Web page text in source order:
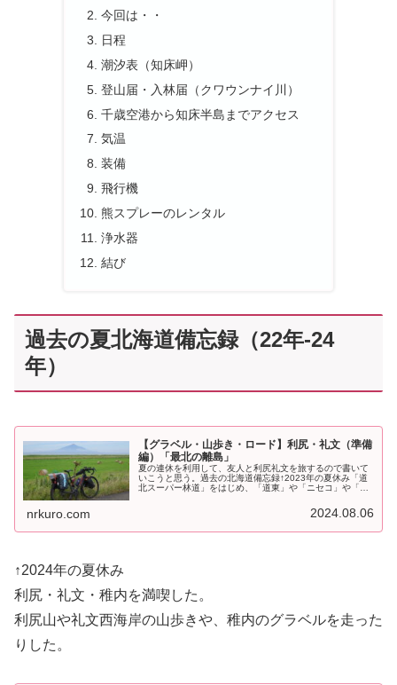
今回は・・
日程
潮汐表（知床岬）
登山届・入林届（クワウンナイ川）
千歳空港から知床半島までアクセス
気温
装備
飛行機
熊スプレーのレンタル
浄水器
結び
過去の夏北海道備忘録（22年-24
年）
【グラベル・山歩き・ロード】利尻・礼文（準備
編）「最北の離島」
夏の連休を利用して、友人と利尻礼文を旅するので書いて
いこうと思う。過去の北海道備忘録↑2023年の夏休み「道
北スーパー林道」をはじめ、「道東」や「ニセコ」や「千
nrkuro.com 2024.08.06
↑2024年の夏休み
利尻・礼文・稚内を満喫した。
利尻山や礼文西海岸の山歩きや、稚内のグラベルを走った
りした。